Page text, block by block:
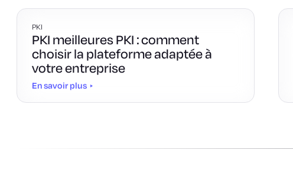
PKI
PKI meilleures PKI : comment
choisir la plateforme adaptée à
votre entreprise
En savoir plus